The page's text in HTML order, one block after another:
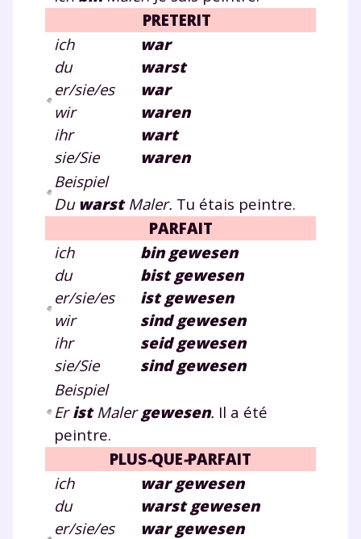
PRETERIT
ich
du
er/sie/es
wir
ihr
sie/Sie
war
warst
war
waren
wart
waren
Beispiel
Du warstMaler. Tu étais peintre.
PARFAIT
ich
du
er/sie/es
wir
ihr
sie/Sie
bin gewesen
bistgewesen
ist gewesen
sind gewesen
seid gewesen
sind gewesen
Beispiel
EristMaler gewesen. Il a été
peintre.
PLUS-QUE-PARFAIT
ich
du
er/sie/es
war gewesen
warstgewesen
wargewesen